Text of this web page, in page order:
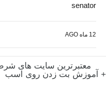
senator
12 ماه AGO
معتبرترین سایت های
+ آموزش بت زدن روی اسب